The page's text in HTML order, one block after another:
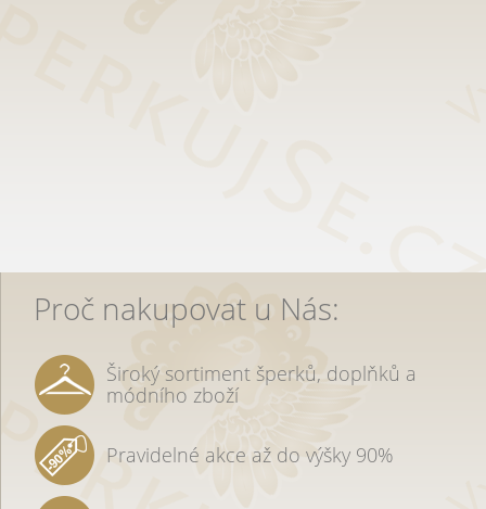
Proč nakupovat u Nás:
Široký sortiment šperků, doplňků a
módního zboží
Pravidelné akce až do výšky 90%